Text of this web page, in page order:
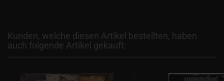
Kunden, welche diesen Artikel bestellten, haben
auch folgende Artikel gekauft: